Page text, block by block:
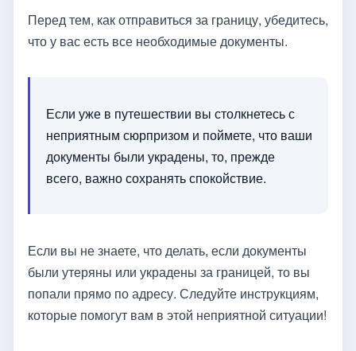
Перед тем, как отправиться за границу, убедитесь,
что у вас есть все необходимые документы.
Если уже в путешествии вы столкнетесь с
неприятным сюрпризом и поймете, что ваши
документы были украдены, то, прежде
всего, важно сохранять спокойствие.
Если вы не знаете, что делать, если документы
были утеряны или украдены за границей, то вы
попали прямо по адресу. Следуйте инструкциям,
которые помогут вам в этой неприятной ситуации!